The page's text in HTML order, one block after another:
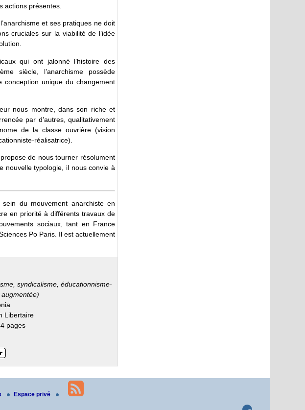
actions présentes.
et ses pratiques ne doit
cruciales sur la viabilité de l’idée
qui ont jalonné l’histoire des
siècle, l’anarchisme possède
conception unique du changement
nous montre, dans son riche et
par d’autres, qualitativement
de la classe ouvrière (vision
réalisatrice).
de nous tourner résolument
nouvelle typologie, il nous convie à
sein du mouvement anarchiste en
en priorité à différents travaux de
sociaux, tant en France
Po Paris. Il est actuellement
syndicalisme, éducationnisme-
Libertaire
pages
Espace privé